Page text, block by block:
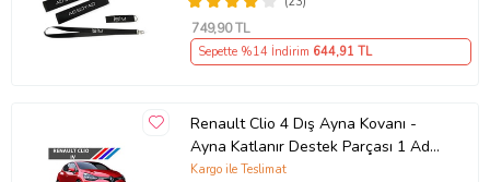
749,90 TL
Sepette %14 İndirim 644,91 TL
Renault Clio 4 Dış Ayna Kovanı -
Ayna Katlanır Destek Parçası 1 Adet
490307706 M3625
Kargo ile Teslimat